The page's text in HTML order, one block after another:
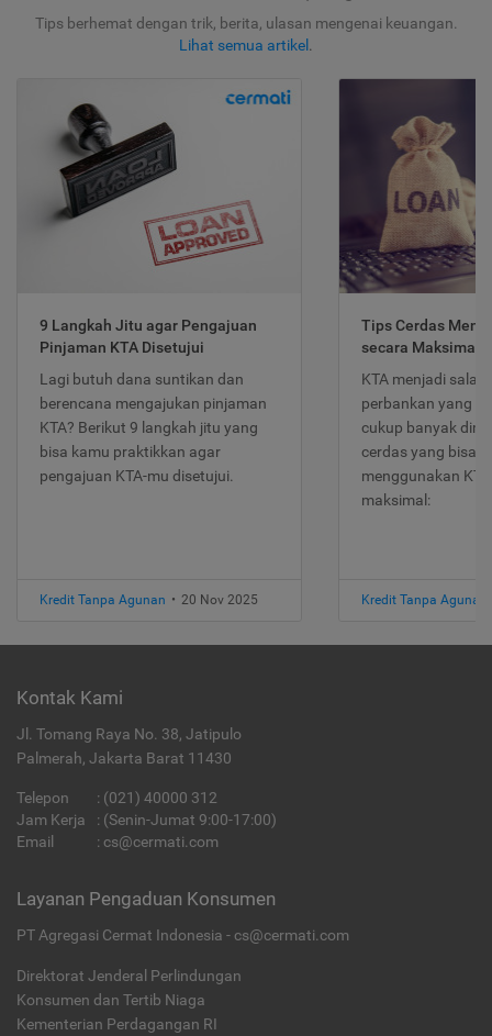
Tips berhemat dengan trik, berita, ulasan mengenai keuangan.
Lihat semua artikel .
9 Langkah Jitu agar Pengajuan
Pinjaman KTA Disetujui
Lagi butuh dana suntikan dan
berencana mengajukan pinjaman
KTA? Berikut 9 langkah jitu yang
bisa kamu praktikkan agar
pengajuan KTA-mu disetujui.
Kredit Tanpa Agunan • 20 Nov 2025
Tips Cerdas
secara Maksimal
KTA menjadi
perbankan yang
cukup banyak
cerdas yang bisa
menggunakan
maksimal:
Kredit Tanpa Agunan
Kontak Kami
Jl. Tomang Raya No. 38, Jatipulo
Palmerah, Jakarta Barat 11430
Telepon : (021) 40000 312
Jam Kerja
: (Senin-Jumat 9:00-17:00)
Email
: cs@cermati.com
Layanan Pengaduan Konsumen
PT Agregasi Cermat Indonesia - cs@cermati.com
Direktorat Jenderal Perlindungan
Konsumen dan Tertib Niaga
Kementerian Perdagangan RI